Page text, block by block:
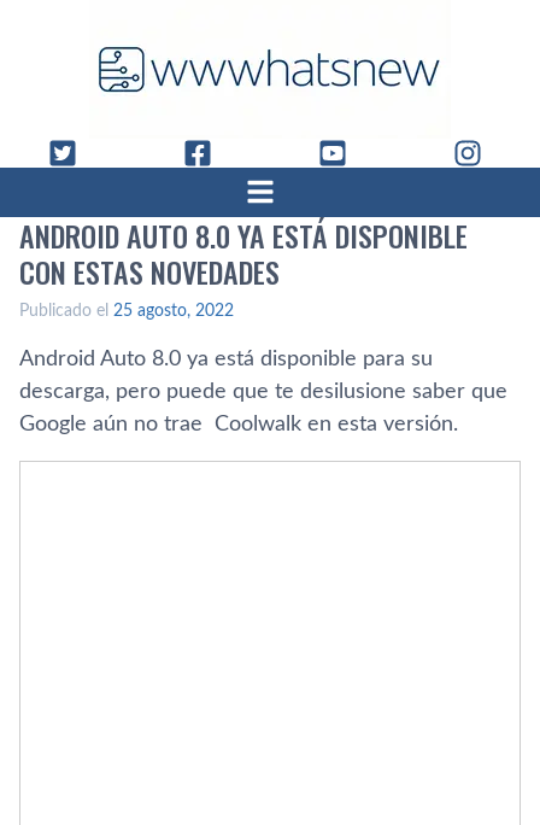
ANDROID AUTO 8.0 YA ESTÁ DISPONIBLE
CON ESTAS NOVEDADES
Publicado el 25 agosto, 2022
Android Auto 8.0 ya está disponible para su
descarga, pero puede que te desilusione saber que
Google aún no trae Coolwalk en esta versión.